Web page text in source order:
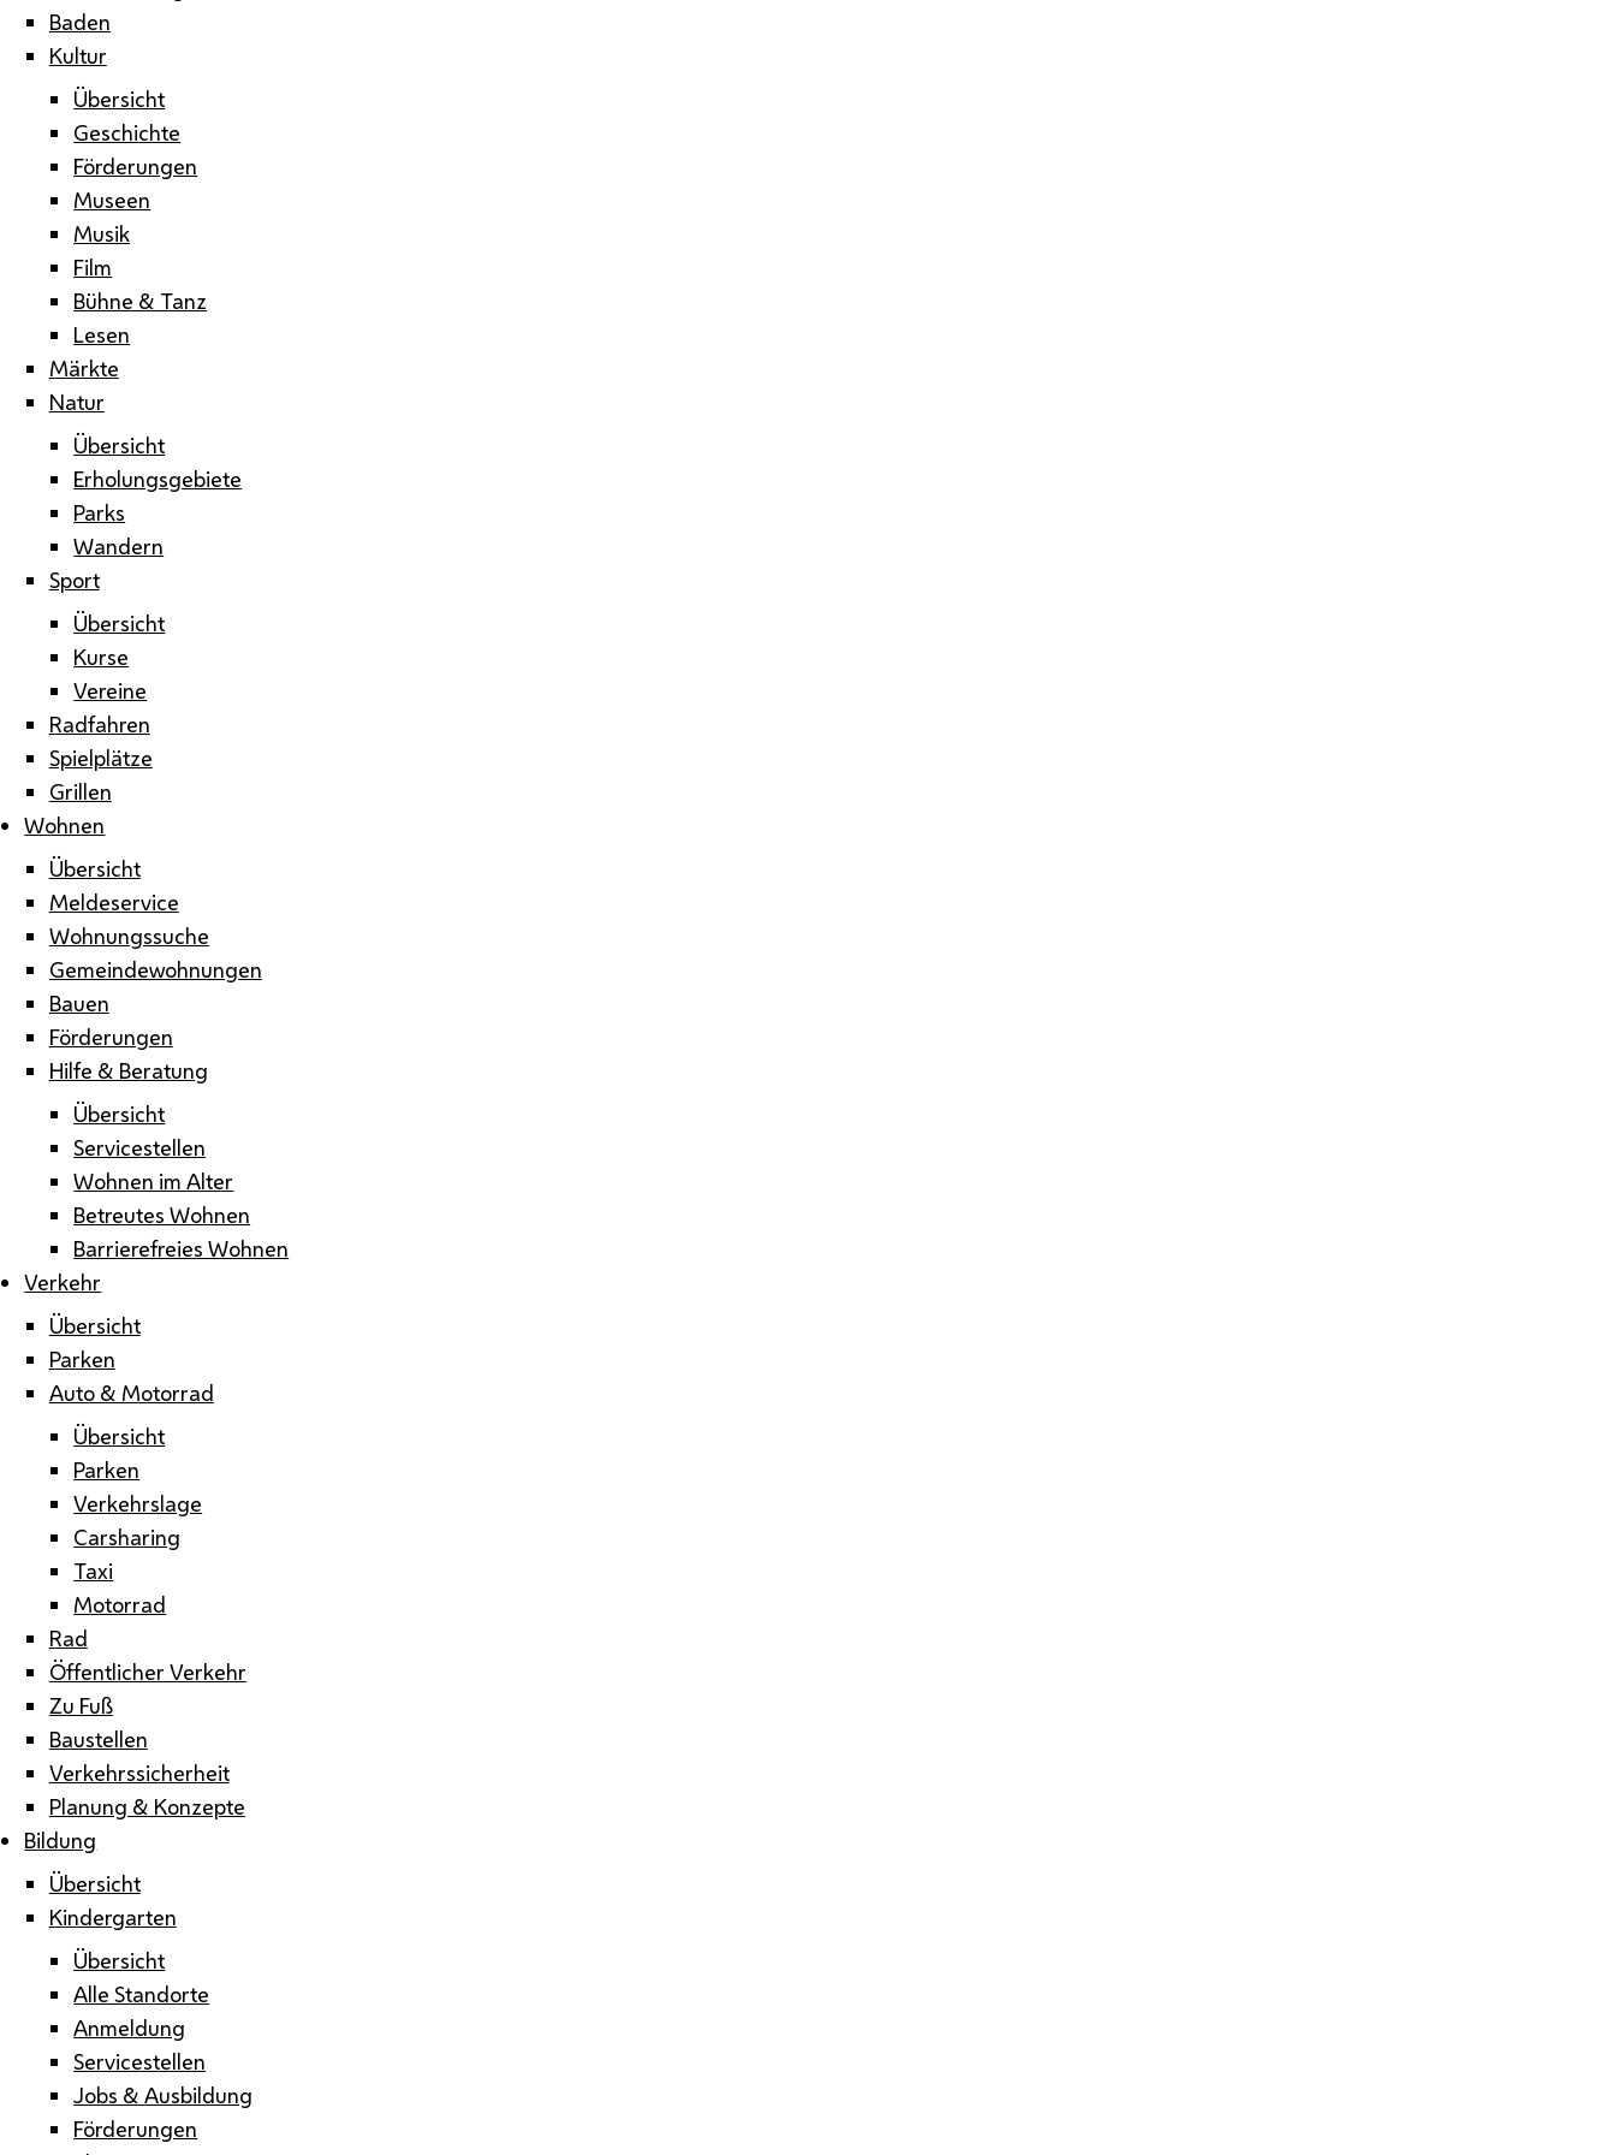
Baden
Kultur
Übersicht
Geschichte
Förderungen
Museen
Musik
Film
Bühne & Tanz
Lesen
Märkte
Natur
Übersicht
Erholungsgebiete
Parks
Wandern
Sport
Übersicht
Kurse
Vereine
Radfahren
Spielplätze
Grillen
Wohnen
Übersicht
Meldeservice
Wohnungssuche
Gemeindewohnungen
Bauen
Förderungen
Hilfe & Beratung
Übersicht
Servicestellen
Wohnen im Alter
Betreutes Wohnen
Barrierefreies Wohnen
Verkehr
Übersicht
Parken
Auto & Motorrad
Übersicht
Parken
Verkehrslage
Carsharing
Taxi
Motorrad
Rad
Öffentlicher Verkehr
Zu Fuß
Baustellen
Verkehrssicherheit
Planung & Konzepte
Bildung
Übersicht
Kindergarten
Übersicht
Alle Standorte
Anmeldung
Servicestellen
Jobs & Ausbildung
Förderungen